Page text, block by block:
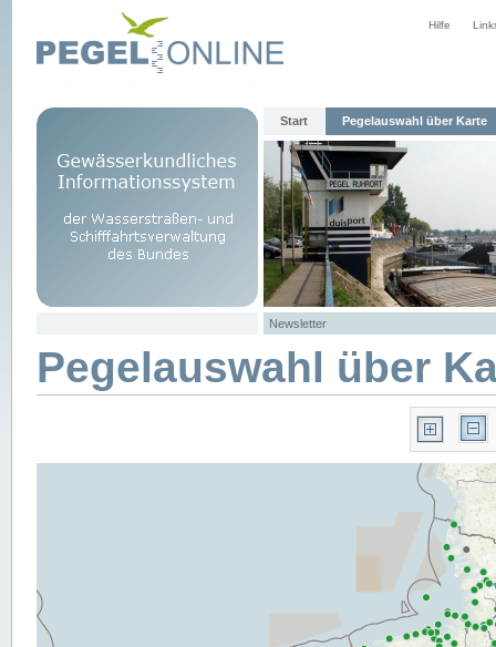
Hilfe
Start Pegelauswahl über Karte
Newsletter
Pegelauswahl über